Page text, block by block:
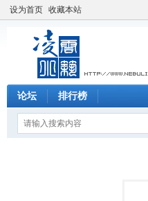
设为首页 收藏本站
论坛 排行榜